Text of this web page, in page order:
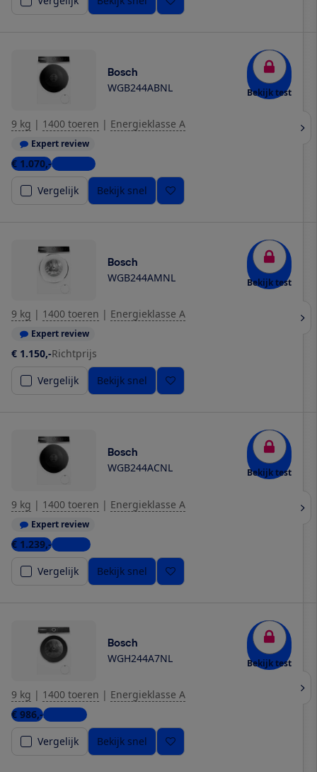
Bosch
WGB244ABNL Bekijk test
9 kg | 1400 toeren | Energieklasse A
Expert review
€ 1.070,-3 winkels
Vergelijk
Bekijk snel
Bosch
WGB244AMNL Bekijk test
9 kg | 1400 toeren | Energieklasse A
Expert review
€ 1.150,-Richtprijs
Vergelijk
Bekijk snel
Bosch
WGB244ACNL Bekijk test
9 kg | 1400 toeren | Energieklasse A
Expert review
€ 1.239,-1 winkel
Vergelijk
Bekijk snel
Bosch
WGH244A7NL Bekijk test
9 kg | 1400 toeren | Energieklasse A
€ 986,-2 winkels
Vergelijk
Bekijk snel